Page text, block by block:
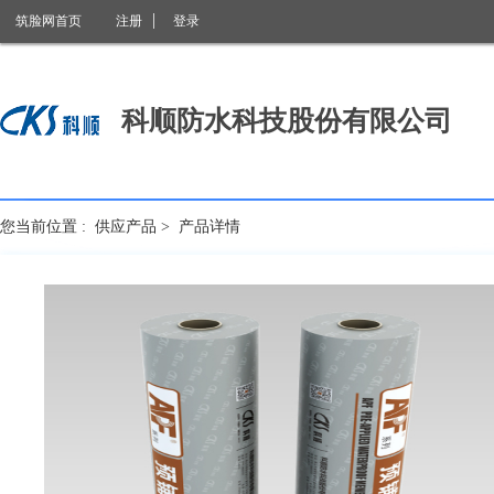
筑脸网首页 注册 登录
科顺防水科技股份有限公司
您当前位置 : 供应产品 > 产品详情